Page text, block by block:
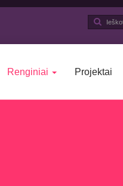
Ieškoti...
Renginiai Projektai